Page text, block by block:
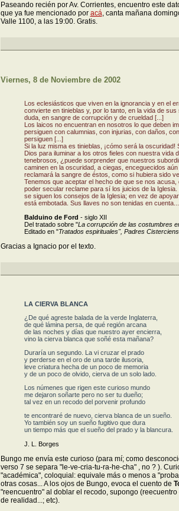
Paseando recién por Av. Corrientes, encuentro este
que ya fue mencionado por acá, canta mañana
Valle 1100, a las 19:00. Gratis.
Viernes, 8 de Noviembre de 2002
Los eclesiásticos que viven en la ignorancia y en el
convierte en tinieblas y, por lo tanto, en la vida de
duda, en sangre de corrupción y de crueldad [...]
Los laicos no encuentran en nosotros lo que deben
persiguen con calumnias, con injurias, con daños,
persiguen [...]
Si la luz misma es tinieblas, ¡cómo será la
Dios para iluminar a los otros fieles con nuestra vida
tenebrosos, ¿puede sorprender que nuestros
caminen en la oscuridad, a ciegas, enceguecidos
reclamará la sangre de éstos, como si hubiera sido
Tenemos que aceptar el hecho de que se nos
poder secular reclame para sí los juicios de la
se siguen los consejos de la Iglesia; en vez de
está embotada. Sus llaves no son tenidas en cuenta...
Balduino de Ford - siglo XII
Del tratado sobre "La corrupción de las costumbres
Editado en "Tratados espirituales", Padres
Gracias a Ignacio por el texto.
LA CIERVA BLANCA
¿De qué agreste balada de la verde Inglaterra,
de qué lámina persa, de qué región arcana
de las noches y días que nuestro ayer encierra,
vino la cierva blanca que soñé esta mañana?
Duraría un segundo. La vi cruzar el prado
y perderse en el oro de una tarde ilusoria,
leve criatura hecha de un poco de memoria
y de un poco de olvido, cierva de un solo lado.
Los númenes que rigen este curioso mundo
me dejaron soñarte pero no ser tu dueño;
tal vez en un recodo del porvenir profundo
te encontraré de nuevo, cierva blanca de un sueño.
Yo también soy un sueño fugitivo que dura
un tiempo más que el sueño del prado y la blancura.
J. L. Borges
Bungo me envía este curioso (para mí; como
verso 7 se separa "le-ve-cria-tu-ra-he-cha" , no ? ).
"académica", coloquial: equivale más o menos a
otras cosas... A los ojos de Bungo, evoca el cuento de
"reencuentro" al doblar el recodo, supongo
de realidad...; etc).